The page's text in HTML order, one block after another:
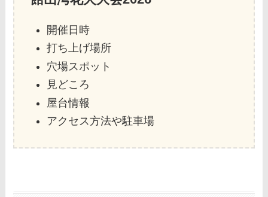
開催日時
打ち上げ場所
穴場スポット
見どころ
屋台情報
アクセス方法や駐車場